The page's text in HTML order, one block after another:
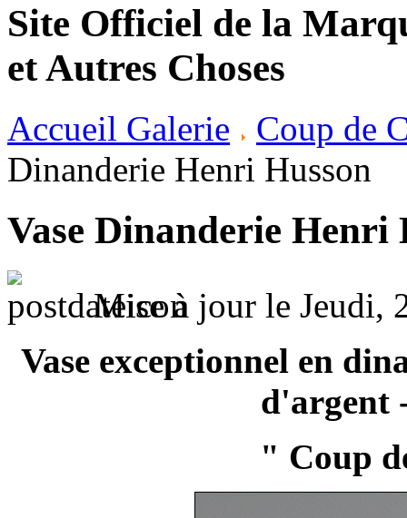
Site Officiel de la
et Autres Choses
Accueil Galerie
Coup de
Dinanderie Henri Husson
Vase Dinanderie Henri
Mise à jour le Jeudi,
Vase exceptionnel en
d'argent
" Coup